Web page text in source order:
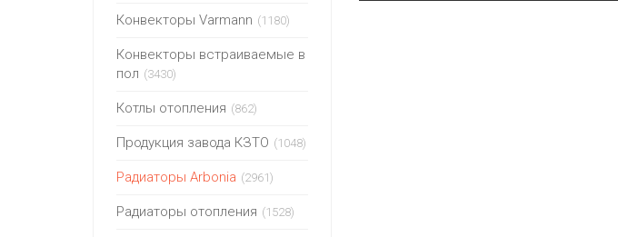
Конвекторы Varmann (1180)
Конвекторы встраиваемые в
пол (3430)
Котлы отопления (862)
Продукция завода КЗТО (1048)
Радиаторы Arbonia (2961)
Радиаторы отопления (1528)